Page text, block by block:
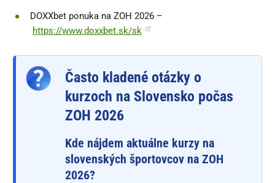
DOXXbet ponuka na ZOH 2026 –
https://www.doxxbet.sk/sk
Často kladené otázky o
kurzoch na Slovensko počas
ZOH 2026
Kde nájdem aktuálne kurzy na
slovenských športovcov na ZOH
2026?